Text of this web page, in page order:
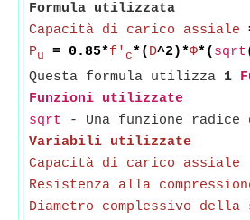
Formula utilizzata
Capacità di carico assiale
Pu = 0.85*f' c*( D^2)*Φ*( sqrt
Questa formula utilizza 1
Funzioni utilizzate
sqrt - Una funzione radice
Variabili utilizzate
Capacità di carico assiale
Resistenza alla
Diametro complessivo della